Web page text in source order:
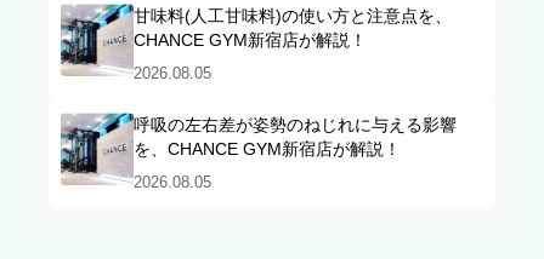
甘味料(人工甘味料)の使い方と注意点を、
CHANCE GYM新宿店が解説！
2026.08.05
呼吸の左右差が姿勢のねじれに与える影響
を、CHANCE GYM新宿店が解説！
2026.08.05